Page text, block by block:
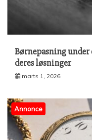
Børnepasning
deres løsninger
marts 1, 2026
Annonce